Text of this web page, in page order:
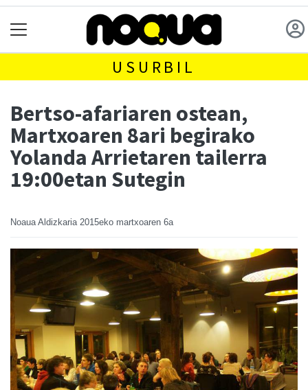
USURBIL
Bertso-afariaren ostean,
Martxoaren 8ari begirako
Yolanda Arrietaren tailerra
19:00etan Sutegin
Noaua Aldizkaria 2015eko martxoaren 6a